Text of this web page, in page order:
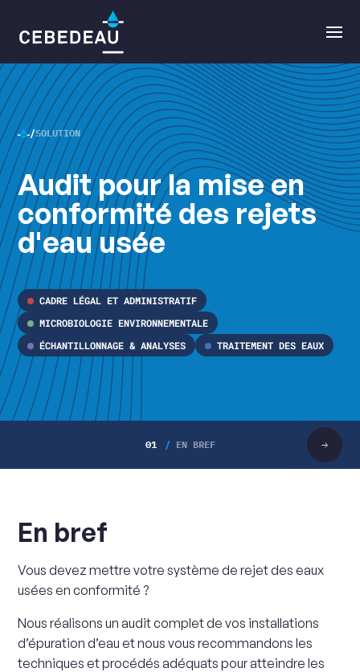
SOLUTION
CEBEDEAU
•
Audit pour la mise en
conformité des rejets
d'eau usée
CADRE LÉGAL ET ADMINISTRATIF
MICROBIOLOGIE ENVIRONNEMENTALE
ÉCHANTILLONNAGE & ANALYSES
TRAITEMENT DES EAUX
Navigation
01
EN BREF
Faire
défiler
En bref
Vous devez mettre votre système de rejet des eaux
usées en conformité ?
Nous réalisons un audit complet de vos installations
d’épuration d’eau et nous vous recommandons les
techniques et procédés adéquats pour atteindre les